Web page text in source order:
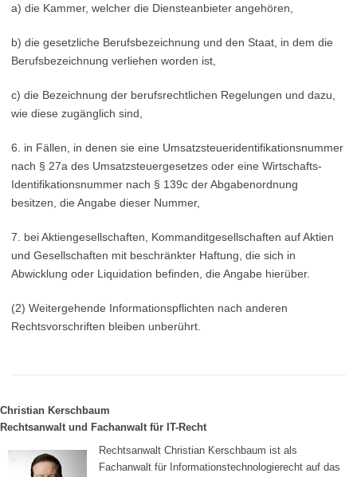
a) die Kammer, welcher die Diensteanbieter angehören,
b) die gesetzliche Berufsbezeichnung und den Staat, in dem die
Berufsbezeichnung verliehen worden ist,
c) die Bezeichnung der berufsrechtlichen Regelungen und dazu,
wie diese zugänglich sind,
6. in Fällen, in denen sie eine Umsatzsteueridentifikationsnummer
nach § 27a des Umsatzsteuergesetzes oder eine Wirtschafts-
Identifikationsnummer nach § 139c der Abgabenordnung
besitzen, die Angabe dieser Nummer,
7. bei Aktiengesellschaften, Kommanditgesellschaften auf Aktien
und Gesellschaften mit beschränkter Haftung, die sich in
Abwicklung oder Liquidation befinden, die Angabe hierüber.
(2) Weitergehende Informationspflichten nach anderen
Rechtsvorschriften bleiben unberührt.
Christian Kerschbaum
Rechtsanwalt und Fachanwalt für IT-Recht
Rechtsanwalt Christian Kerschbaum ist als
Fachanwalt für Informationstechnologierecht auf das